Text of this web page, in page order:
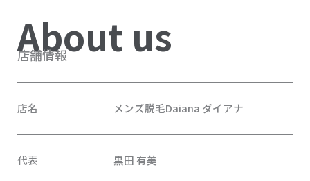
About us
店舗情報
店名 メンズ脱毛Daiana ダイアナ
代表 黒田 有美